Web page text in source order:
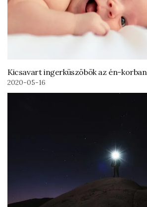
Kicsavart ingerküszöbök az én-korban
2020-05-16